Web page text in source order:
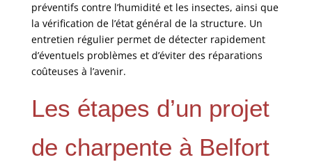
préventifs contre l’humidité et les insectes, ainsi que
la vérification de l’état général de la structure. Un
entretien régulier permet de détecter rapidement
d’éventuels problèmes et d’éviter des réparations
coûteuses à l’avenir.
Les étapes d’un projet
de charpente à Belfort